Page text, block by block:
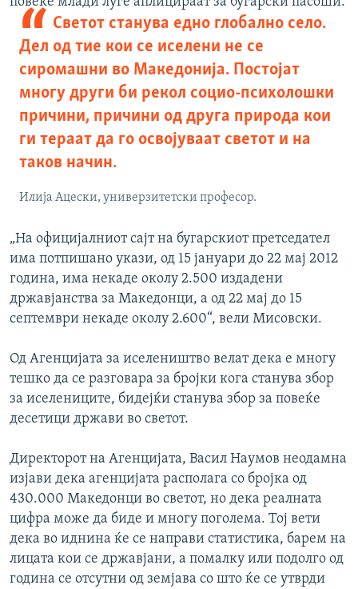
Светот станува едно глобално село.
Дел од тие кои се иселени не се
сиромашни во Македонија. Постојат
многу други би рекол социо-психолошки
причини, причини од друга природа кои
ги тераат да го освојуваат светот и на
таков начин.
Илија Ацески, универзитетски професор.
„На официјалниот сајт на бугарскиот претседател
има потпишано укази, од 15 јануари до 22 мај 2012
година, има некаде околу 2.500 издадени
државјанства за Македонци, а од 22 мај до 15
септември некаде околу 2.600“, вели Мисовски.
Од Агенцијата за иселеништво велат дека е многу
тешко да се разговара за бројки кога станува збор
за иселениците, бидејќи станува збор за повеќе
десетици држави во светот.
Директорот на Агенцијата, Васил Наумов неодамна
изјави дека агенцијата располага со бројка од
430.000 Македонци во светот, но дека реалната
цифра може да биде и многу поголема. Тој вети
дека во иднина ќе се направи статистика, барем на
лицата кои се државјани, а помалку или подолго од
година се отсутни од земјава со што ќе се утврди